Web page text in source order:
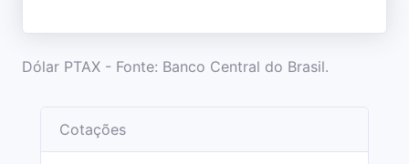
Dólar PTAX - Fonte: Banco Central do Brasil.
Cotações